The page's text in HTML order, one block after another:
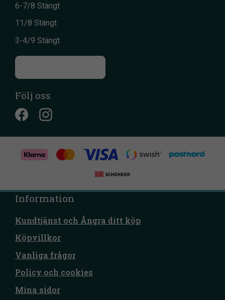
6-7/8 Stängt
11/8 Stängt
3-4/9 Stängt
Följ oss
Information
Kundtjänst och Ångra ditt köp
Köpvillkor
Vanliga frågor
Policy och cookies
Mina sidor